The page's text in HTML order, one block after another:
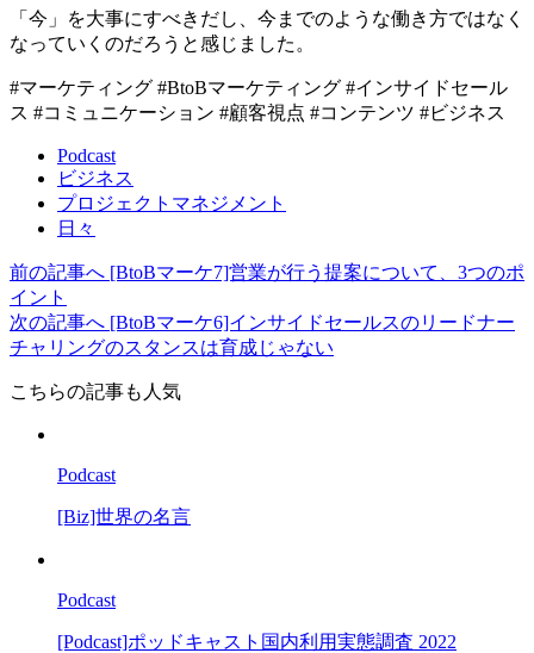
「今」を大事にすべきだし、今までのような働き方ではなく
なっていくのだろうと感じました。
#マーケティング #BtoBマーケティング #インサイドセール
ス #コミュニケーション #顧客視点 #コンテンツ #ビジネス
Podcast
ビジネス
プロジェクトマネジメント
日々
前の記事へ [BtoBマーケ7]営業が行う提案について、3つのポ
イント
次の記事へ [BtoBマーケ6]インサイドセールスのリードナー
チャリングのスタンスは育成じゃない
こちらの記事も人気
Podcast
[Biz]世界の名言
Podcast
[Podcast]ポッドキャスト国内利⽤実態調査 2022